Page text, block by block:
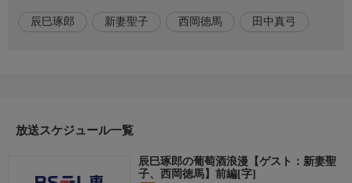
市。過疎化が進む銚子の町を盛り上げる新たな挑戦として卸会社
の4代目が立ち上げた銚子初のワイナリーへ！食材は北海道十勝
【ゲスト】
辰巳琢郎 新妻聖子 西岡徳馬 田中真弓
放送スケジュール一覧
辰巳琢郎の葡萄酒浪漫【ゲスト：新妻聖
子、西岡徳馬】前編[字]